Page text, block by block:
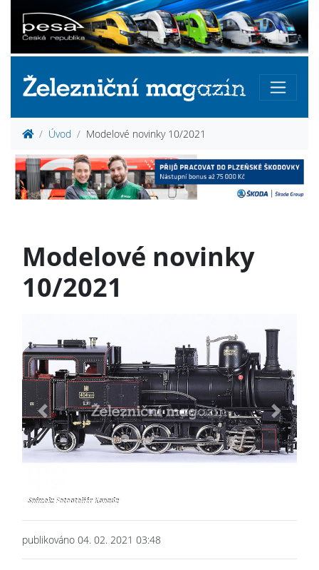
Úvod Modelové novinky 10/2021
Modelové novinky
10/2021
Previous Next
publikováno 04. 02. 2021 03:48